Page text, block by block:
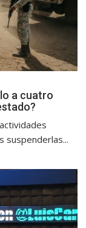
a cuatro
suspenderlas...